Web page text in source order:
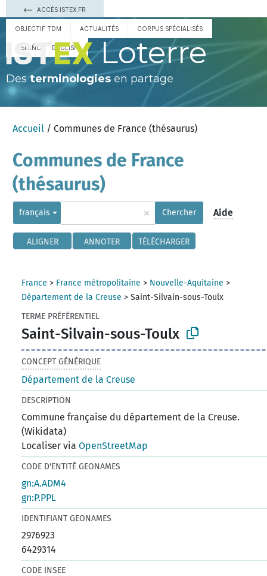
ACCÈS ISTEX.FR
OBJECTIF TDM ACTUALITÉS CORPUS SPÉCIALISÉS
ESPAÑOL ENGLISH Loterre
Des terminologies en partage
Accueil / Communes de France (thésaurus)
Communes de France
(thésaurus)
français × Chercher Aide
ALIGNER ANNOTER TÉLÉCHARGER
France > France métropolitaine > Nouvelle-Aquitaine >
Département de la Creuse >Saint-Silvain-sous-Toulx
TERME PRÉFÉRENTIEL
Saint-Silvain-sous-Toulx
CONCEPT GÉNÉRIQUE
Département de la Creuse
DESCRIPTION
Commune française du département de la Creuse.
(Wikidata)
Localiser viaOpenStreetMap
CODE D'ENTITÉ GEONAMES
gn:A.ADM4
gn:P.PPL
IDENTIFIANT GEONAMES
2976923
6429314
CODE INSEE